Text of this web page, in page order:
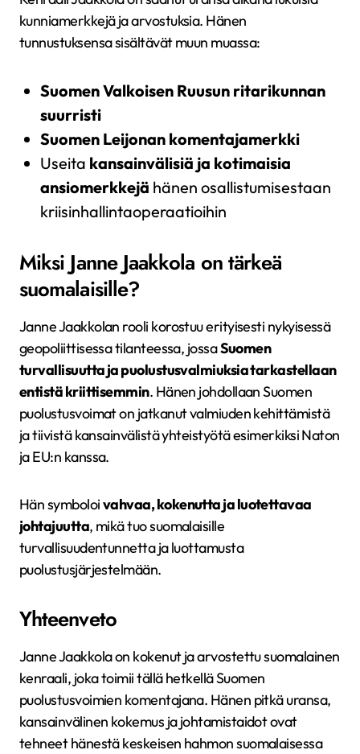
kunniamerkkejä ja arvostuksia. Hänen
tunnustuksensa sisältävät muun muassa:
Suomen Valkoisen Ruusun ritarikunnan
suurristi
Suomen Leijonan komentajamerkki
Useita kansainvälisiä ja kotimaisia
ansiomerkkejä hänen osallistumisestaan
kriisinhallintaoperaatioihin
Miksi Janne Jaakkola on tärkeä
suomalaisille?
Janne Jaakkolan rooli korostuu erityisesti nykyisessä
geopoliittisessa tilanteessa, jossaSuomen
turvallisuutta ja puolustusvalmiuksia tarkastellaan
entistä kriittisemmin. Hänen johdollaan Suomen
puolustusvoimat on jatkanut valmiuden kehittämistä
ja tiivistä kansainvälistä yhteistyötä esimerkiksi Naton
ja EU:n kanssa.
Hän symboloivahvaa, kokenutta ja luotettavaa
johtajuutta, mikä tuo suomalaisille
turvallisuudentunnetta ja luottamusta
puolustusjärjestelmään.
Yhteenveto
Janne Jaakkola on kokenut ja arvostettu suomalainen
kenraali, joka toimii tällä hetkellä Suomen
puolustusvoimien komentajana. Hänen pitkä uransa,
kansainvälinen kokemus ja johtamistaidot ovat
tehneet hänestä keskeisen hahmon suomalaisessa